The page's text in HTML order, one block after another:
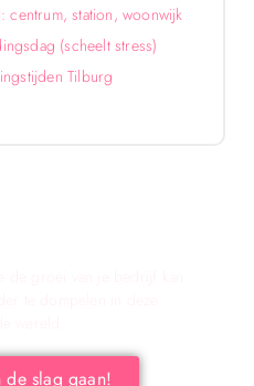
station, woonwijk
(scheelt stress)
Tilburg
de slag gaan!